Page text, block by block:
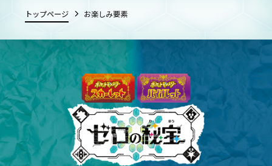
トップページ お楽しみ要素